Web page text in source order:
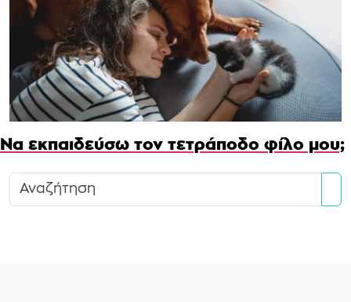
Να εκπαιδεύσω τον τετράποδο φίλο μου;